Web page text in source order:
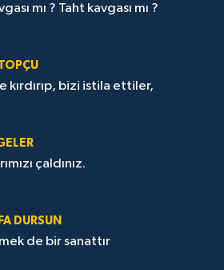
mı ? Taht kavgası mı ?
kırdırıp, bizi istila ettiler,
çaldınız.
DURSUN
de bir sanattır